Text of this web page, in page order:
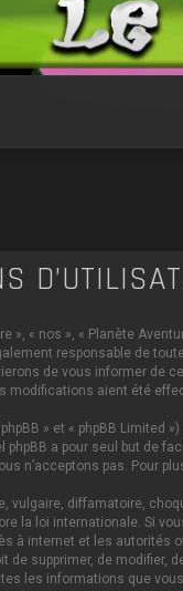
», « nos », « Planète
responsable de
de vous informer de
modifications aient été
» et « phpBB
phpBB a pour seul but de
n’acceptons pas. Pour
diffamatoire,
la loi internationale. Si
à internet et les
supprimer, de modifier,
les informations que